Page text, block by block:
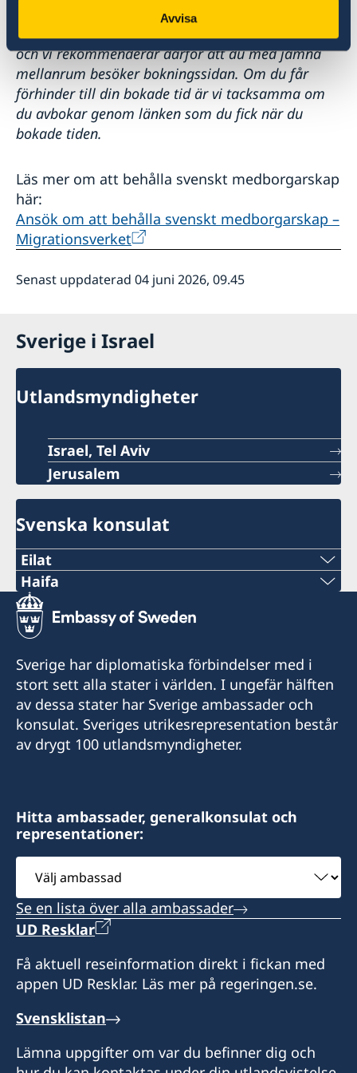
Avvisa
På grund av extra högt tryck på passavdelningen
har vi just nu långa köer. Avbokningar sker ofta
och vi rekommenderar därför att du med jämna
mellanrum besöker bokningssidan. Om du får
förhinder till din bokade tid är vi tacksamma om
du avbokar genom länken som du fick när du
bokade tiden.
Läs mer om att behålla svenskt medborgarskap
här:
Ansök om att behålla svenskt medborgarskap –
Migrationsverket
Senast uppdaterad 04 juni 2026, 09.45
Sverige i Israel
Utlandsmyndigheter
Israel, Tel Aviv
Jerusalem
Svenska konsulat
Eilat
Telefon
+972 (0)8 6348038
+972 (0)8 6347021
Consulate of Sweden
Mor Center 2nd floor
Honorärkonsul
Mr Moshe Krispin
Haifa
Telefon 1
+972 4 864 31 62
Telefon 2
+972 4 864 31 65
Fax
Consulate of Sweden
2 Kikar Chayat
Haifa 31334
Israel
Honorärkonsul
Sverige har diplomatiska förbindelser med i
stort sett alla stater i världen. I ungefär hälften
av dessa stater har Sverige ambassader och
konsulat. Sveriges utrikesrepresentation består
av drygt 100 utlandsmyndigheter.
Hitta ambassader, generalkonsulat och
representationer:
Välj
ambassad
Se en lista över alla ambassader
UD Resklar
Få aktuell reseinformation direkt i fickan med
appen UD Resklar. Läs mer på regeringen.se.
Svensklistan
Lämna uppgifter om var du befinner dig och